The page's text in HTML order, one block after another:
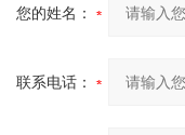
您的姓名：
联系电话：